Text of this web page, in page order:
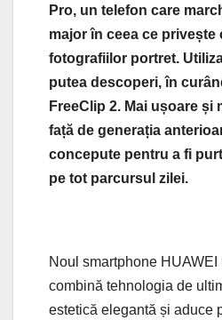
Pro, un telefon care
major în ceea ce privește
fotografiilor portret.
putea descoperi, în
FreeClip 2. Mai ușoare și
față de generația
concepute pentru a fi
pe tot parcursul zilei.
Noul smartphone HUAWEI
combină tehnologia de
estetică elegantă și aduce